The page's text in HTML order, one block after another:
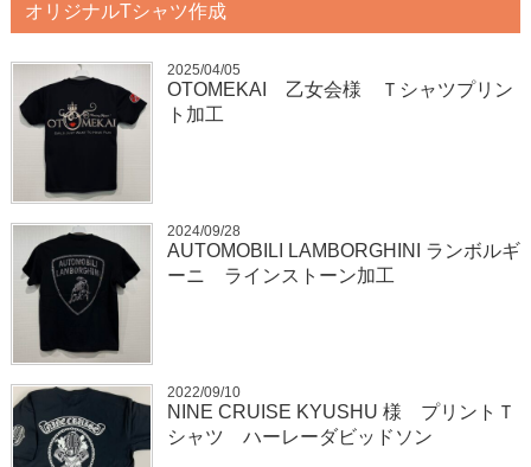
オリジナルTシャツ作成
2025/04/05
OTOMEKAI 乙女会様 Ｔシャツプリン
ト加工
2024/09/28
AUTOMOBILI LAMBORGHINI ランボルギ
ーニ ラインストーン加工
2022/09/10
NINE CRUISE KYUSHU 様 プリントＴ
シャツ ハーレーダビッドソン